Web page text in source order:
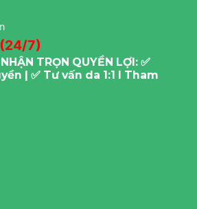
7)
TRỌN QUYỀN LỢI: ✅
| ✅ Tư vấn da 1:1 I Tham